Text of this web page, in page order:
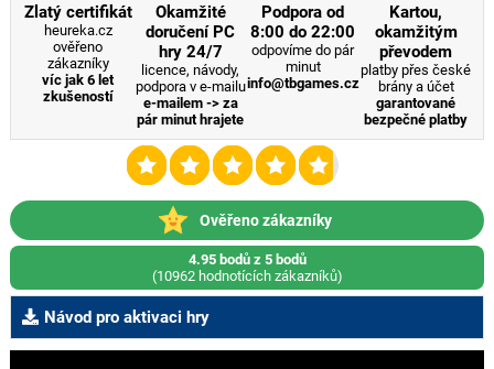
Zlatý certifikát
heureka.cz
ověřeno
zákazníky
víc jak 6 let
zkušeností
Okamžité
doručení PC
hry 24/7
licence, návody,
podpora v e-mailu
e-mailem -> za
pár minut hrajete
Podpora od
8:00 do 22:00
odpovíme do pár
minut
info@tbgames.cz
Kartou,
okamžitým
převodem
platby přes české
brány a účet
garantované
bezpečné platby
Ověřeno zákazníky
4.95 bodů z 5 bodů
(10962 hodnotících zákazníků)
Návod pro aktivaci hry